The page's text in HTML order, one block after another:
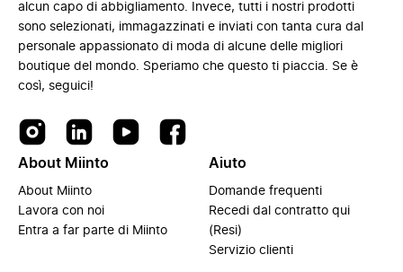
alcun capo di abbigliamento. Invece, tutti i nostri prodotti
sono selezionati, immagazzinati e inviati con tanta cura dal
personale appassionato di moda di alcune delle migliori
boutique del mondo. Speriamo che questo ti piaccia. Se è
così, seguici!
About Miinto
About Miinto
Lavora con noi
Entra a far parte di Miinto
Aiuto
Domande frequenti
Recedi dal contratto qui
(Resi)
Servizio clienti